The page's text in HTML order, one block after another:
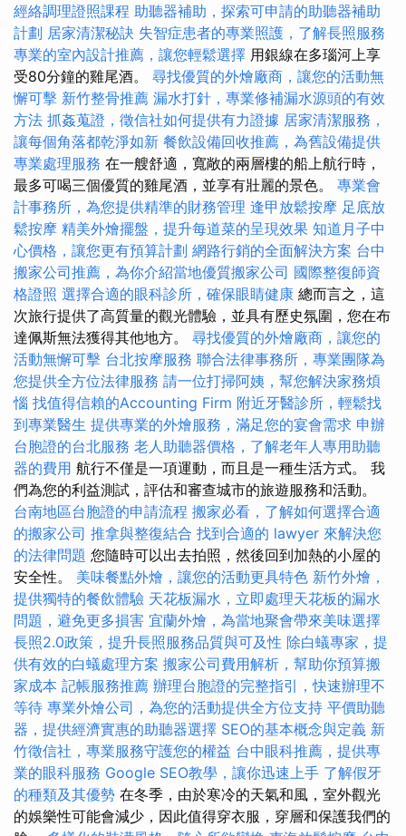
經絡調理證照課程 助聽器補助，探索可申請的助聽器補助
計劃 居家清潔秘訣 失智症患者的專業照護，了解長照服務
專業的室內設計推薦，讓您輕鬆選擇 用銀線在多瑙河上享
受80分鐘的雞​​尾酒。 尋找優質的外燴廠商，讓您的活動無
懈可擊 新竹整骨推薦 漏水打針，專業修補漏水源頭的有效
方法 抓姦蒐證，徵信社如何提供有力證據 居家清潔服務，
讓每個角落都乾淨如新 餐飲設備回收推薦，為舊設備提供
專業處理服務 在一艘舒適，寬敞的兩層樓的船上航行時，
最多可喝三個優質的雞尾酒，並享有壯麗的景色。 專業會
計事務所，為您提供精準的財務管理 逢甲放鬆按摩 足底放
鬆按摩 精美外燴擺盤，提升每道菜的呈現效果 知道月子中
心價格，讓您更有預算計劃 網路行銷的全面解決方案 台中
搬家公司推薦，為你介紹當地優質搬家公司 國際整復師資
格證照 選擇合適的眼科診所，確保眼睛健康 總而言之，這
次旅行提供了高質量的觀光體驗，並具有歷史氛圍，您在布
達佩斯無法獲得其他地方。 尋找優質的外燴廠商，讓您的
活動無懈可擊 台北按摩服務 聯合法律事務所，專業團隊為
您提供全方位法律服務 請一位打掃阿姨，幫您解決家務煩
惱 找值得信賴的Accounting Firm 附近牙醫診所，輕鬆找
到專業醫生 提供專業的外燴服務，滿足您的宴會需求 申辦
台胞證的台北服務 老人助聽器價格，了解老年人專用助聽
器的費用 航行不僅是一項運動，而且是一種生活方式。 我
們為您的利益測試，評估和審查城市的旅遊服務和活動。
台南地區台胞證的申請流程 搬家必看，了解如何選擇合適
的搬家公司 推拿與整復結合 找到合適的 lawyer 來解決您
的法律問題 您隨時可以出去拍照，然後回到加熱的小屋的
安全性。 美味餐點外燴，讓您的活動更具特色 新竹外燴，
提供獨特的餐飲體驗 天花板漏水，立即處理天花板的漏水
問題，避免更多損害 宜蘭外燴，為當地聚會帶來美味選擇
長照2.0政策，提升長照服務品質與可及性 除白蟻專家，提
供有效的白蟻處理方案 搬家公司費用解析，幫助你預算搬
家成本 記帳服務推薦 辦理台胞證的完整指引，快速辦理不
等待 專業外燴公司，為您的活動提供全方位支持 平價助聽
器，提供經濟實惠的助聽器選擇 SEO的基本概念與定義 新
竹徵信社，專業服務守護您的權益 台中眼科推薦，提供專
業的眼科服務 Google SEO教學，讓你迅速上手 了解假牙
的種類及其優勢 在冬季，由於寒冷的天氣和風，室外觀光
的娛樂性可能會減少，因此值得穿衣服，穿層和保護我們的